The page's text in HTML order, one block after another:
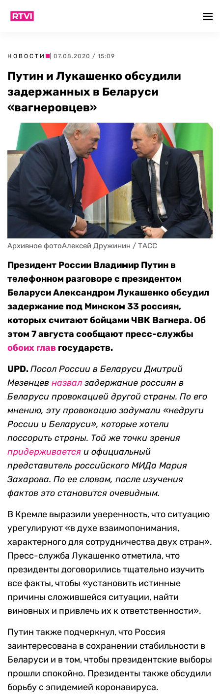
НОВОСТИ | 07.08.2020 / 15:09
Путин и Лукашенко обсудили
задержанных в Беларуси
«вагнеровцев»
Архивное фотоАлексей Дружинин / ТАСС
Президент России Владимир Путин в
телефонном разговоре с президентом
Беларуси Александром Лукашенко обсудил
задержание под Минском 33 россиян,
которых считают бойцами ЧВК Вагнера. Об
этом 7 августа сообщают пресс-службы
обоих глав государств.
UPD.Посол России в Беларуси Дмитрий
Мезенцев назвал задержание россиян в
Беларуси провокацией другой страны. По его
мнению, эту провокацию задумали «недруги
России и Беларуси», которые хотели
поссорить страны. Той же точки зрения
придерживается и официальный
представитель российского МИДа Мария
Захарова. По ее словам, после изучения
фактов это становится очевидным.
В Кремле выразили уверенность, что ситуацию
урегулируют «в духе взаимопонимания,
характерного для сотрудничества двух стран».
Пресс-служба Лукашенко отметила, что
президенты договорились тщательно изучить
все факты, чтобы «установить истинные
причины сложившейся ситуации, найти
виновных и привлечь их к ответственности».
Путин также подчеркнул, что Россия
заинтересована в сохранении стабильности в
Беларуси и в том, чтобы президентские выборы
прошли спокойно. Президенты также обсудили
борьбу с эпидемией коронавируса.